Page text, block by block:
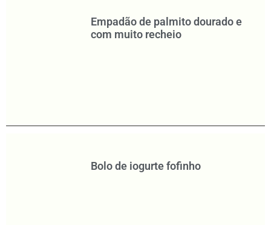
Empadão de palmito dourado e
com muito recheio
Bolo de iogurte fofinho